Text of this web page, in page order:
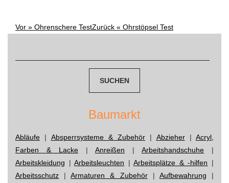
Post
Vor » Ohrenschere TestZurück « Ohrstöpsel Test
Baumarkt
Abläufe | Absperrsysteme & Zubehör | Abzieher| Acryl,
Farben & Lacke | Anreißen | Arbeitshandschuhe |
Arbeitskleidung |Arbeitsleuchten |Arbeitsplätze & -hilfen |
Arbeitsschutz |Armaturen & Zubehör| Aufbewahrung |